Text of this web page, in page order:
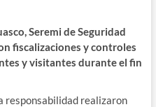
Seremi de Seguridad
fiscalizaciones y controles
y visitantes durante el fin
responsabilidad realizaron